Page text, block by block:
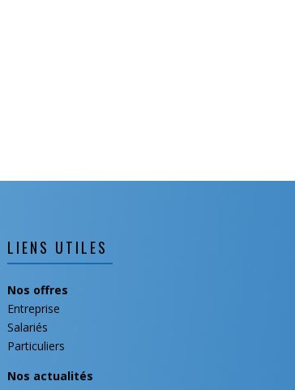
LIENS UTILES
Nos offres
Entreprise
Salariés
Particuliers
Nos actualités